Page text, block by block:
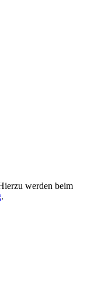
werden beim
.